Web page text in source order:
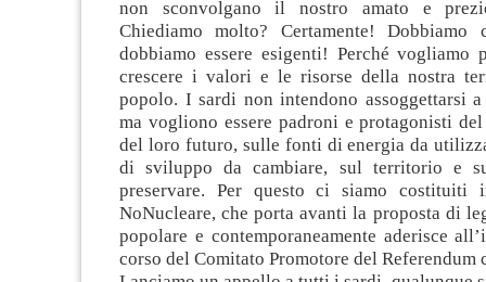
non sconvolgano il nostro amato e
Chiediamo molto? Certamente! Dobbiamo
dobbiamo essere esigenti! Perché vogliamo
crescere i valori e le risorse della nostra
popolo. I sardi non intendono assoggettarsi
ma vogliono essere padroni e protagonisti
del loro futuro, sulle fonti di energia da
di sviluppo da cambiare, sul territorio e
preservare. Per questo ci siamo costituiti
NoNucleare, che porta avanti la proposta di
popolare e contemporaneamente aderisce
corso del Comitato Promotore del Referendum